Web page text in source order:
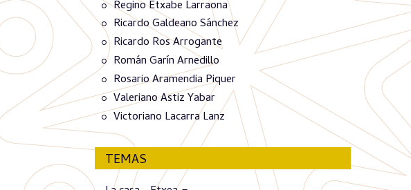
Regino Etxabe Larraona
Ricardo Galdeano Sánchez
Ricardo Ros Arrogante
Román Garín Arnedillo
Rosario Aramendia Piquer
Valeriano Astiz Yabar
Victoriano Lacarra Lanz
TEMAS